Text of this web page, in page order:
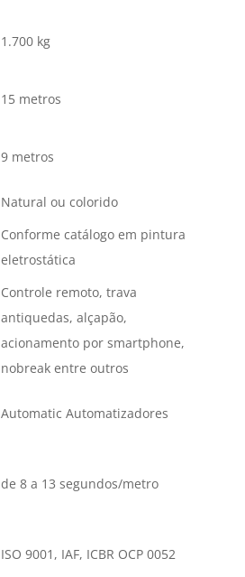
1.700 kg
15 metros
9 metros
Natural ou colorido
Conforme catálogo em pintura
eletrostática
Controle remoto, trava
antiquedas, alçapão,
acionamento por smartphone,
nobreak entre outros
Automatic Automatizadores
de 8 a 13 segundos/metro
ISO 9001, IAF, ICBR OCP 0052